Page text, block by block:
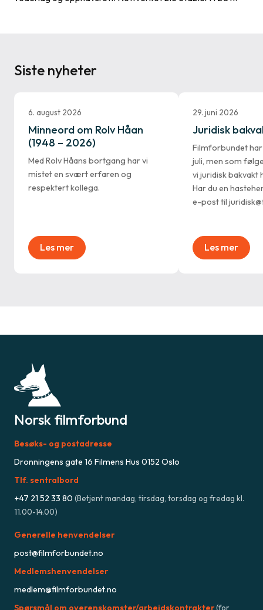
Siste nyheter
6. august 2026
Minneord om Rolv Håan
(1948 – 2026)
Med Rolv Håans bortgang har vi
mistet en svært erfaren og
respektert kollega.
Les mer
29. juni 2026
Juridisk
Filmforbundet
juli, men som
vi juridisk bakvakt
Har du en
e-post til
Les mer
Norsk filmforbund
Besøks- og postadresse
Dronningens gate 16 Filmens Hus 0152 Oslo
Tlf. sentralbord
+47 21 52 33 80 (Betjent mandag, tirsdag, torsdag og fredag kl.
11.00-14.00)
Generelle henvendelser
post@filmforbundet.no
Medlemshenvendelser
medlem@filmforbundet.no
Spørsmål om overenskomster/arbeidskontrakter(for